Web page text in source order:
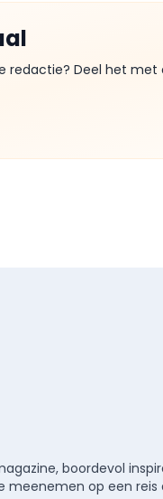
redactie? Deel het met
boordevol
meenemen op een